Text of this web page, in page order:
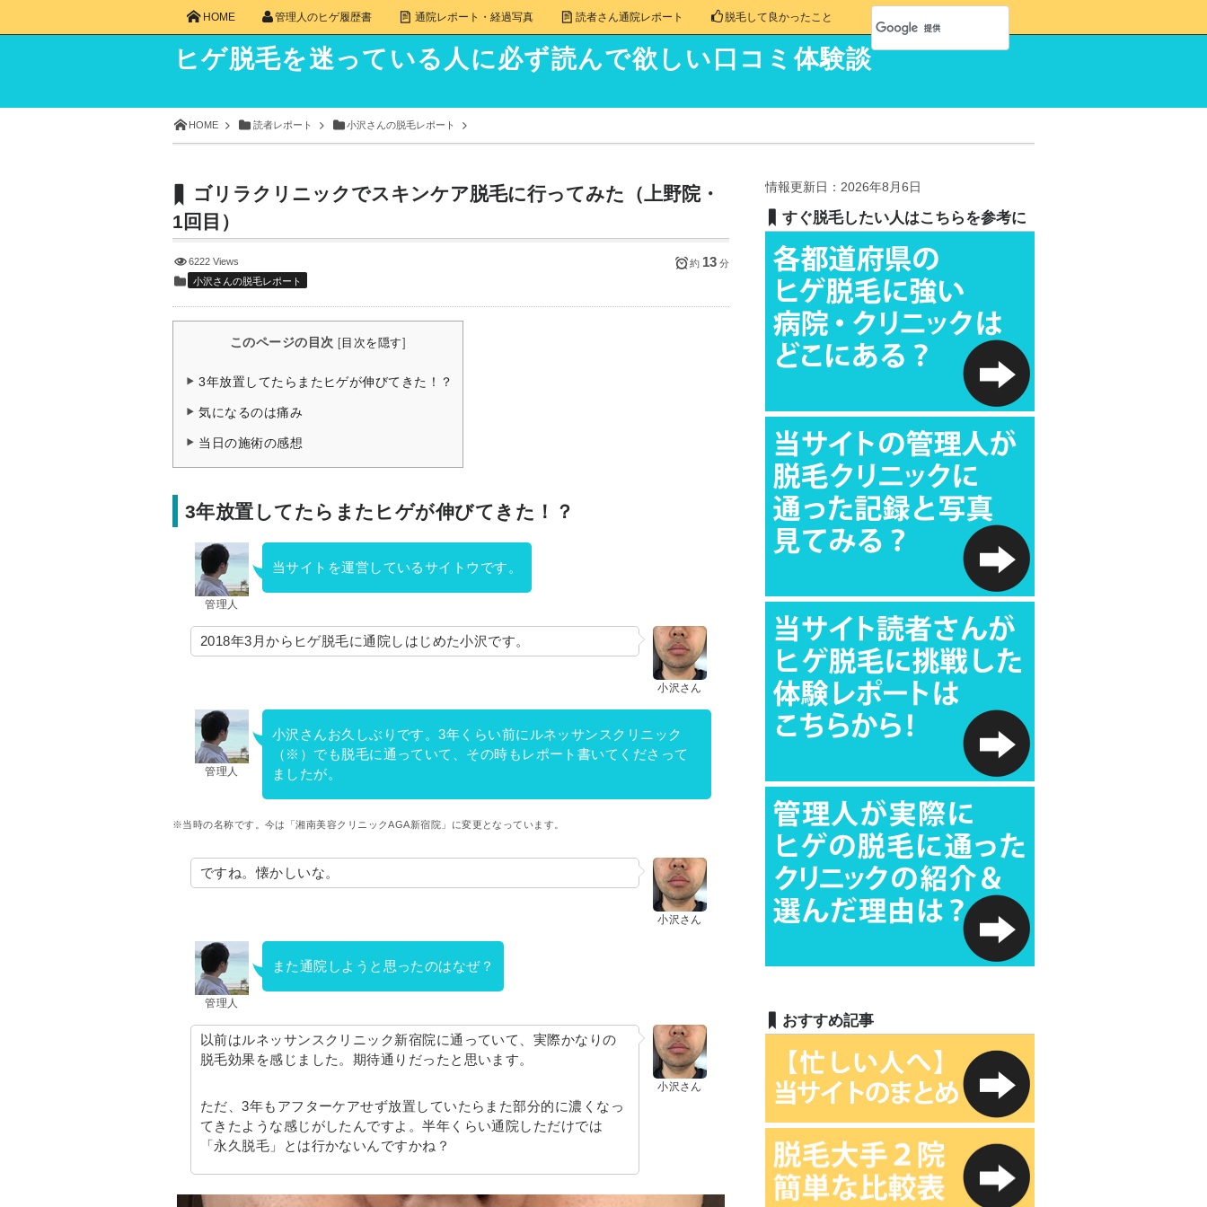
ヒゲ脱毛を迷っている人に必ず読んで欲しい口コミ体験談
HOME 読者レポート 小沢さんの脱毛レポート
ゴリラクリニックでスキンケア脱毛に行ってみた（上野院・
1回目）
6222 Views 約 13 分
小沢さんの脱毛レポート
このページの目次 [目次を隠す]
3年放置してたらまたヒゲが伸びてきた！？
気になるのは痛み
当日の施術の感想
3年放置してたらまたヒゲが伸びてきた！？
管理人
当サイトを運営しているサイトウです。
小沢さん
2018年3月からヒゲ脱毛に通院しはじめた小沢です。
管理人
小沢さんお久しぶりです。3年くらい前にルネッサンスクリニック
（※）でも脱毛に通っていて、その時もレポート書いてくださって
ましたが。
※当時の名称です。今は「湘南美容クリニックAGA新宿院」に変更となっています。
小沢さん
ですね。懐かしいな。
管理人
また通院しようと思ったのはなぜ？
小沢さん
以前はルネッサンスクリニック新宿院に通っていて、実際かなりの
脱毛効果を感じました。期待通りだったと思います。
ただ、3年もアフターケアせず放置していたらまた部分的に濃くなっ
てきたような感じがしたんですよ。半年くらい通院しただけでは
「永久脱毛」とは行かないんですかね？
情報更新日：2026年8月6日
すぐ脱毛したい人はこちらを参考に
おすすめ記事
HOME 管理人のヒゲ履歴書 通院レポート・経過写真 読者さん通院レポート 脱毛して良かったこと